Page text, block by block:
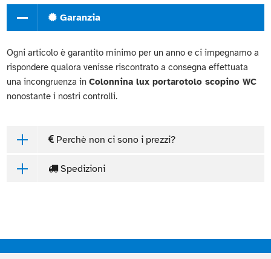
Garanzia
Ogni articolo è garantito minimo per un anno e ci impegnamo a
rispondere qualora venisse riscontrato a consegna effettuata
una incongruenza inColonnina lux portarotolo scopino WC
nonostante i nostri controlli.
Perchè non ci sono i prezzi?
Spedizioni